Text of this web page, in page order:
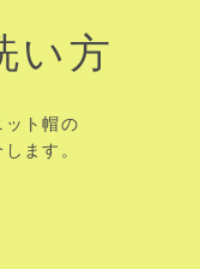
い方
ット帽の
ます。